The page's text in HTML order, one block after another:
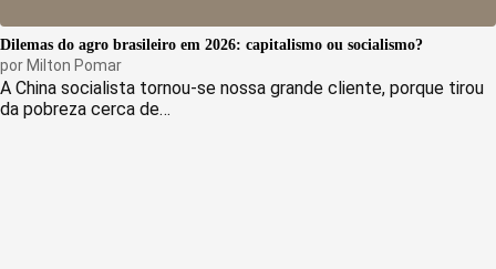
Dilemas do agro brasileiro em 2026: capitalismo ou socialismo?
por Milton Pomar
A China socialista tornou-se nossa grande cliente, porque tirou
da pobreza cerca de…